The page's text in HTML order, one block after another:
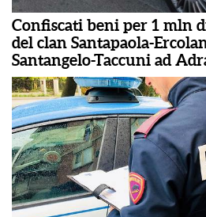
Confiscati beni per 1 mln
del clan Santapaola-
Santangelo-Taccuni ad